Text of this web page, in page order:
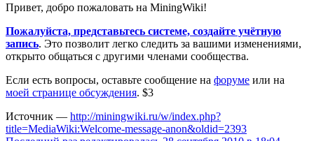
Привет, добро пожаловать на MiningWiki!
Пожалуйста, представьтесь системе, создайте учётную
запись. Это позволит легко следить за вашими изменениями,
открыто общаться с другими членами сообщества.
Если есть вопросы, оставьте сообщение на форуме или на
моей странице обсуждения. $3
Источник — http://miningwiki.ru/w/index.php?
title=MediaWiki:Welcome-message-anon&oldid=2393